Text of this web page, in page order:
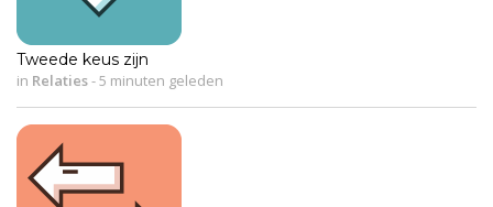
Tweede keus zijn
in Relaties-5 minuten geleden